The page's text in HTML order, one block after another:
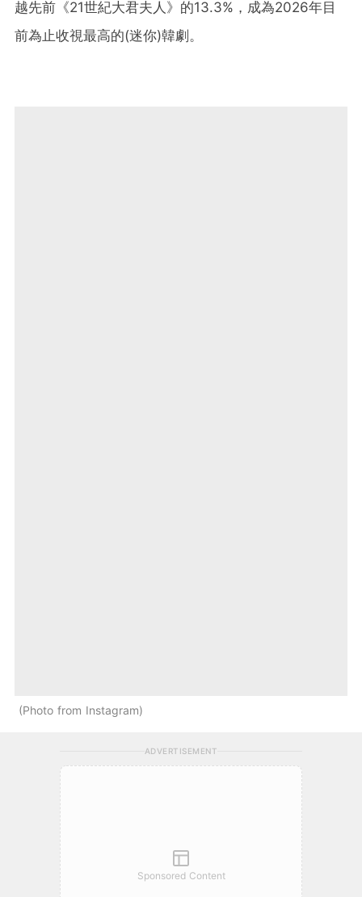
越先前《21世紀大君夫人》的13.3%，成為2026年目
前為止收視最高的(迷你)韓劇。
Photo from Instagram
ADVERTISEMENT
Sponsored Content